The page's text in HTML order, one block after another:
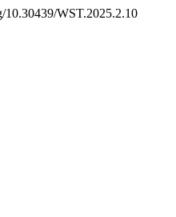
10.30439/WST.2025.2.10